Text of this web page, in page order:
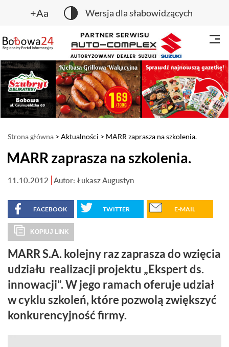
+Aa Wersja dla słabowidzących
Strona główna > Aktualności > MARR zaprasza na szkolenia.
MARR zaprasza na szkolenia.
11.10.2012 Autor: Łukasz Augustyn
FACEBOOK TWITTER E-MAIL
KOPIUJ LINK
MARR S.A. kolejny raz zaprasza do wzięcia
udziału realizacji projektu „Ekspert ds.
innowacji”. W jego ramach oferuje udział
w cyklu szkoleń, które pozwolą zwiększyć
konkurencyjność firmy.